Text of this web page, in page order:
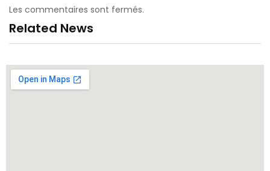
Les commentaires sont fermés.
Related News